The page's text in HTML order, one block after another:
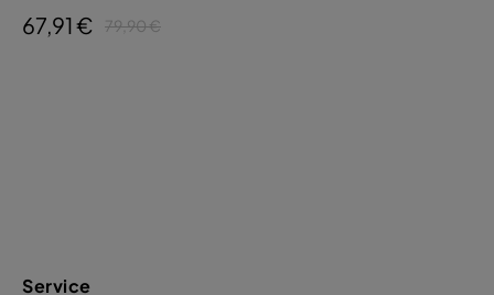
67,91 €
79,90 €
Service